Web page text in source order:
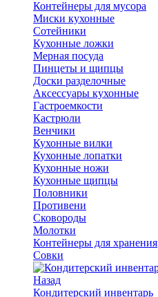
Контейнеры для мусора
Миски кухонные
Сотейники
Кухонные ложки
Мерная посуда
Пинцеты и щипцы
Доски разделочные
Аксессуары кухонные
Гастроемкости
Кастрюли
Венчики
Кухонные вилки
Кухонные лопатки
Кухонные ножи
Кухонные щипцы
Половники
Противени
Сковороды
Молотки
Контейнеры для хранения
Совки
Назад
Кондитерский инвентарь